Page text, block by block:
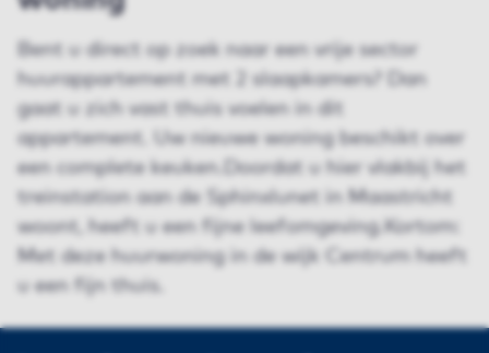
Bent u direct op zoek naar een vrije sector
huurappartement met 2 slaapkamers? Dan
gaat u zich vast thuis voelen in dit
appartement. Uw nieuwe woning beschikt over
een complete keuken.Doordat u hier vlakbij het
treinstation aan de Sphinxlunet in Maastricht
woont, heeft u een fijne leefomgeving.Kortom:
Met deze huurwoning in de wijk Centrum heeft
u een fijn thuis.